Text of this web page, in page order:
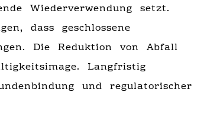
Wiederverwendung setzt.
dass geschlossene
Die Reduktion von Abfall
Langfristig
und regulatorischer